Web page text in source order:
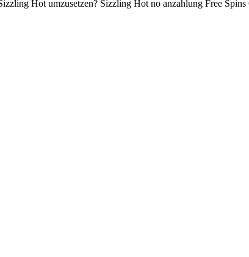
Hot umzusetzen? Sizzling Hot no anzahlung Free